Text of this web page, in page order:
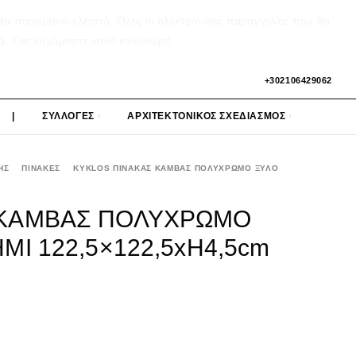
+302106429062
ΣΥΛΛΟΓΕΣ ΑΡΧΙΤΕΚΤΟΝΙΚΟΣ ΣΧΕΔΙΑΣΜΟΣ
ΠΙΝΑΚΕΣ
KYKLOS ΠΙΝΑΚΑΣ ΚΑΜΒΑΣ ΠΟΛΥΧΡΩΜΟ ΞΥΛΟ
ΚΑΜΒΑΣ ΠΟΛΥΧΡΩΜΟ
122,5×122,5xH4,5cm